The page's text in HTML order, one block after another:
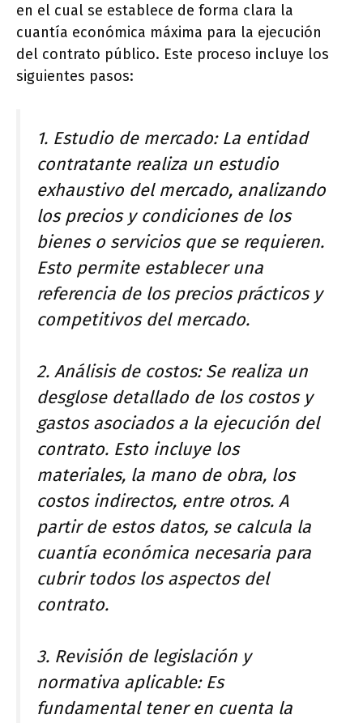
en el cual se establece de forma clara la
cuantía económica máxima para la ejecución
del contrato público. Este proceso incluye los
siguientes pasos:
1. Estudio de mercado: La entidad
contratante realiza un estudio
exhaustivo del mercado, analizando
los precios y condiciones de los
bienes o servicios que se requieren.
Esto permite establecer una
referencia de los precios prácticos y
competitivos del mercado.
2. Análisis de costos: Se realiza un
desglose detallado de los costos y
gastos asociados a la ejecución del
contrato. Esto incluye los
materiales, la mano de obra, los
costos indirectos, entre otros. A
partir de estos datos, se calcula la
cuantía económica necesaria para
cubrir todos los aspectos del
contrato.
3. Revisión de legislación y
normativa aplicable: Es
fundamental tener en cuenta la